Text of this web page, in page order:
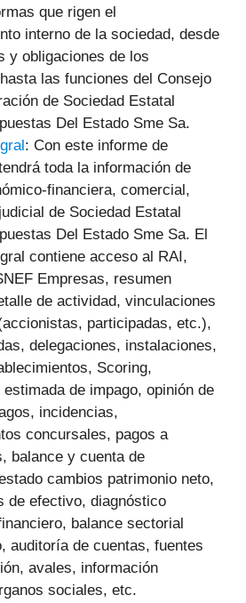
que rigen el
interno de la sociedad, desde
y obligaciones de los
las funciones del Consejo
de Sociedad Estatal
Del Estado Sme Sa.
: Con este informe de
toda la información de
financiera, comercial,
de Sociedad Estatal
Del Estado Sme Sa. El
contiene acceso al RAI,
Empresas, resumen
de actividad, vinculaciones
participadas, etc.),
delegaciones, instalaciones,
Scoring,
estimada de impago, opinión de
incidencias,
concursales, pagos a
balance y cuenta de
cambios patrimonio neto,
de efectivo, diagnóstico
balance sectorial
auditoría de cuentas, fuentes
avales, información
sociales, etc.